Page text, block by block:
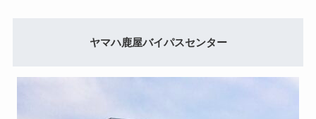
ヤマハ鹿屋バイパスセンター